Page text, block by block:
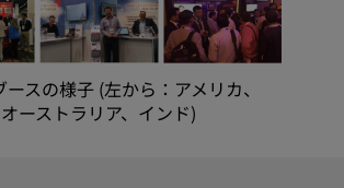
スの様子 (左から：アメリカ、
オーストラリア、インド)